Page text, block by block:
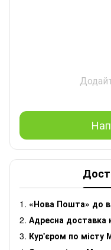
1. «Нова Пошта» до
2. Адресна доставка
3. Кур'єром по місту